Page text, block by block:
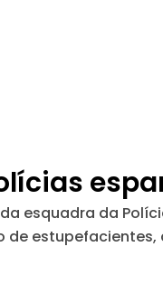
esquadra da
de estupefacientes,